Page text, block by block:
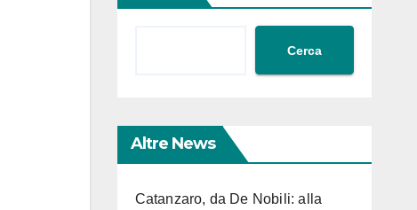
Cerca
Altre News
Catanzaro, da De Nobili: alla